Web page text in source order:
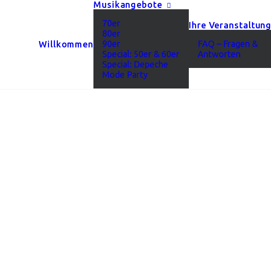
Willkommen
Musikangebote
70er
80er
90er
Special: 50er & 60er
Special: Depeche
Mode Party
Ihre Veranstaltung
FAQ – Fragen &
Antworten